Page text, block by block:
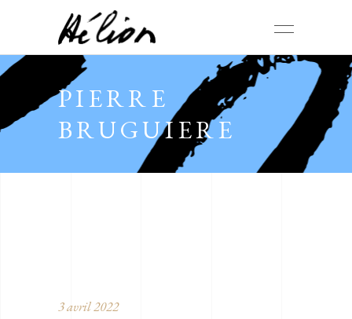
PIERRE
BRUGUIERE
3 avril 2022